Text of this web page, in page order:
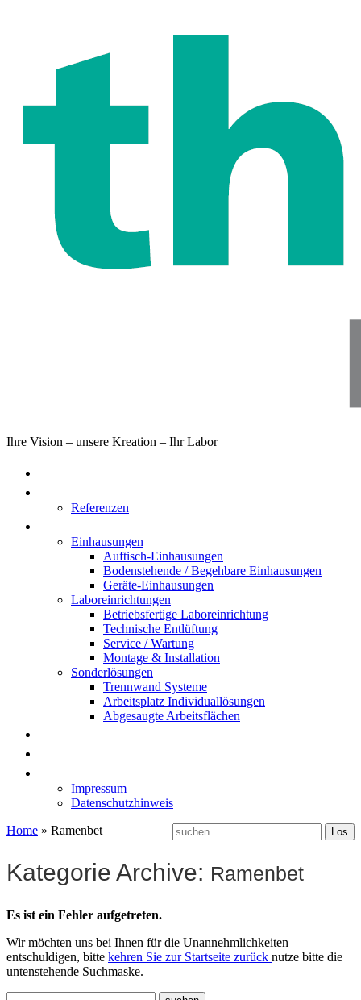
Ihre Vision – unsere Kreation – Ihr Labor
Referenzen
Einhausungen
Auftisch-Einhausungen
Bodenstehende / Begehbare Einhausungen
Geräte-Einhausungen
Laboreinrichtungen
Betriebsfertige Laboreinrichtung
Technische Entlüftung
Service / Wartung
Montage & Installation
Sonderlösungen
Trennwand Systeme
Arbeitsplatz Individuallösungen
Abgesaugte Arbeitsflächen
Impressum
Datenschutzhinweis
Home » Ramenbet
Kategorie Archive: Ramenbet
Es ist ein Fehler aufgetreten.
Wir möchten uns bei Ihnen für die Unannehmlichkeiten
entschuldigen, bitte kehren Sie zur Startseite zurück nutze bitte die
untenstehende Suchmaske.